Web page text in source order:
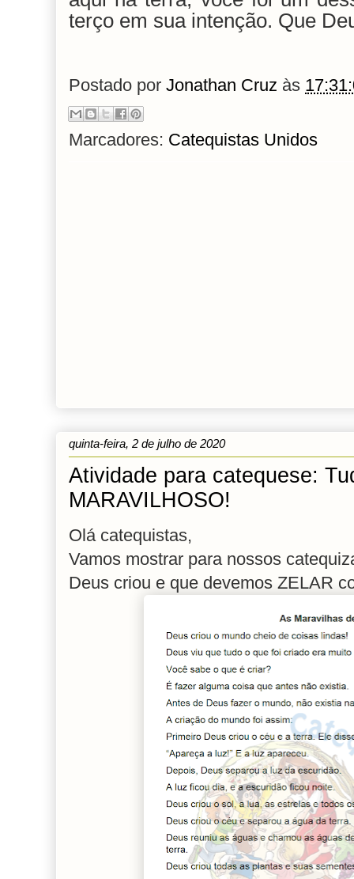
terço em sua intenção. Que
Postado por Jonathan Cruz às
Marcadores: Catequistas Unidos
quinta-feira, 2 de julho de 2020
Atividade para catequese:
MARAVILHOSO!
Olá catequistas,
Vamos mostrar para nossos
Deus criou e que devemos ZELAR